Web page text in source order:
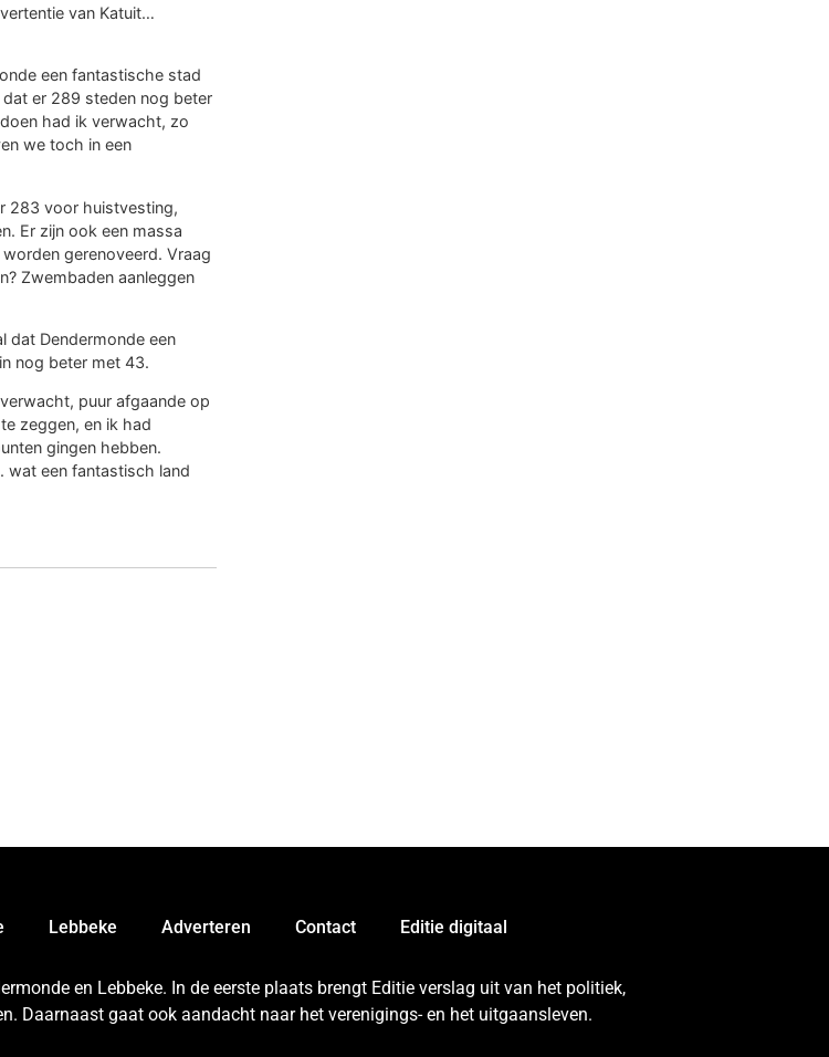
van Katuit…
een fantastische stad
er 289 steden nog beter
had ik verwacht, zo
we toch in een
283 voor huistvesting,
Er zijn ook een massa
gerenoveerd. Vraag
Zwembaden aanleggen
dat Dendermonde een
nog beter met 43.
puur afgaande op
zeggen, en ik had
gingen hebben.
wat een fantastisch land
Lebbeke Adverteren Contact Editie digitaal
en Lebbeke. In de eerste plaats brengt Editie verslag uit van het politiek,
Daarnaast gaat ook aandacht naar het verenigings- en het uitgaansleven.